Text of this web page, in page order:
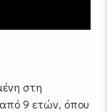
στη
από 9 ετών, όπου